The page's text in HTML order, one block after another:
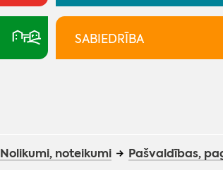
SABIEDRĪBA
Nolikumi, noteikumi Pašvaldības,